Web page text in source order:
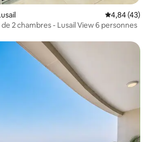
Évaluation
4,84 (43)
2 chambres - Lusail View 6 personnes